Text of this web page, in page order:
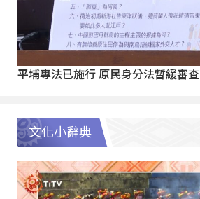
平埔專法已施行 原民身分法暫緩審查
文化小辭典